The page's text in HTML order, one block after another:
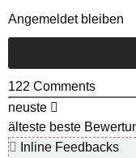
Angemeldet bleiben
122 Comments
neuste
älteste beste
Inline Feedbacks